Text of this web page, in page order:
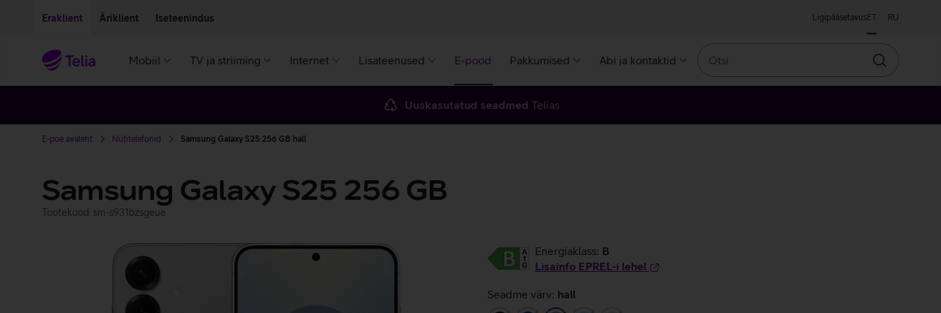
Eraklient Äriklient Iseteenindus LigipääsetavusET RU
Mobiil TV ja striiming Internet Lisateenused E-pood Pakkumised Abi ja kontaktid
Otsin
Uuskasutatud seadmed Telias
E-poe avaleht Nutitelefonid Samsung Galaxy S25 256 GB hall
Samsung Galaxy S25 256 GB
Tootekood: sm-s931bzsgeue
Energiaklass: B
Lisainfo EPREL-i lehel
Seadme värv: hall